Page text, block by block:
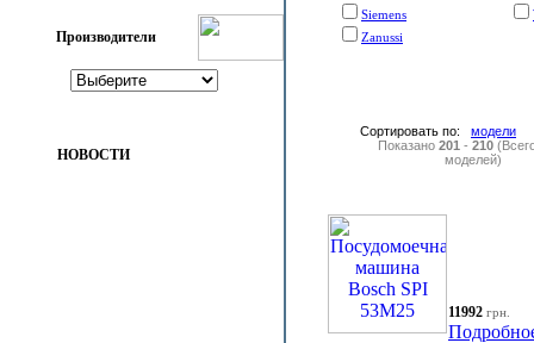
Производители
НОВОСТИ
Siemens
Zanussi
Сортировать по: модели
Показано 201 - 210
моделей)
11992 грн.